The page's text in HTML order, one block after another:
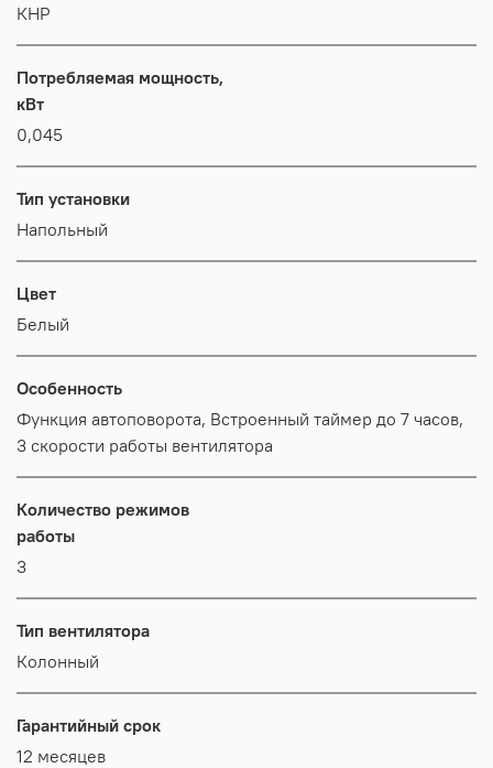
КНР
Потребляемая мощность,
кВт
0,045
Тип установки
Напольный
Цвет
Белый
Особенность
Функция автоповорота, Встроенный таймер до 7 часов,
3 скорости работы вентилятора
Количество режимов
работы
3
Тип вентилятора
Колонный
Гарантийный срок
12 месяцев